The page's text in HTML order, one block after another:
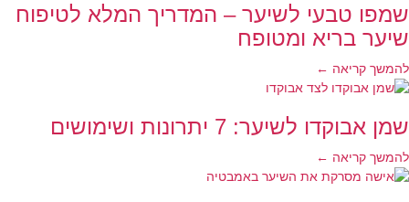
שמפו טבעי לשיער – המדריך המלא לטיפוח
שיער בריא ומטופח
להמשך קריאה ←
שמן אבוקדו לשיער: 7 יתרונות ושימושים
להמשך קריאה ←